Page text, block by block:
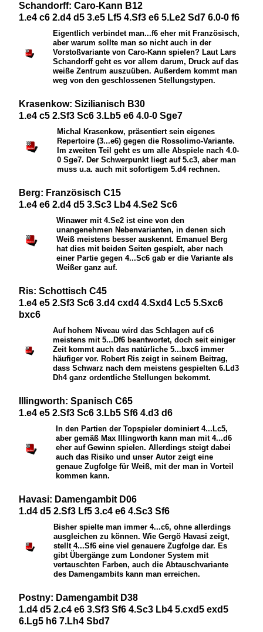
Schandorff: Caro-Kann B12
1.e4 c6 2.d4 d5 3.e5 Lf5 4.Sf3 e6 5.Le2 Sd7 6.0-0 f6
Eigentlich verbindet man...f6 eher mit Französisch,
aber warum sollte man so nicht auch in der
Vorstoßvariante von Caro-Kann spielen? Laut Lars
Schandorff geht es vor allem darum, Druck auf das
weiße Zentrum auszuüben. Außerdem kommt man
weg von den geschlossenen Stellungstypen.
Krasenkow: Sizilianisch B30
1.e4 c5 2.Sf3 Sc6 3.Lb5 e6 4.0-0 Sge7
Michal Krasenkow, präsentiert sein eigenes
Repertoire (3...e6) gegen die Rossolimo-Variante.
Im zweiten Teil geht es um alle Abspiele nach 4.0-
0 Sge7. Der Schwerpunkt liegt auf 5.c3, aber man
muss u.a. auch mit sofortigem 5.d4 rechnen.
Berg: Französisch C15
1.e4 e6 2.d4 d5 3.Sc3 Lb4 4.Se2 Sc6
Winawer mit 4.Se2 ist eine von den
unangenehmen Nebenvarianten, in denen sich
Weiß meistens besser auskennt. Emanuel Berg
hat dies mit beiden Seiten gespielt, aber nach
einer Partie gegen 4...Sc6 gab er die Variante als
Weißer ganz auf.
Ris: Schottisch C45
1.e4 e5 2.Sf3 Sc6 3.d4 cxd4 4.Sxd4 Lc5 5.Sxc6
bxc6
Auf hohem Niveau wird das Schlagen auf c6
meistens mit 5... Df6 beantwortet, doch seit einiger
Zeit kommt auch das natürliche 5...bxc6 immer
häufiger vor. Robert Ris zeigt in seinem Beitrag,
dass Schwarz nach dem meistens gespielten 6. Ld3
Dh4 ganz ordentliche Stellungen bekommt.
Illingworth: Spanisch C65
1.e4 e5 2.Sf3 Sc6 3.Lb5 Sf6 4.d3 d6
In den Partien der Topspieler dominiert 4... Lc5,
aber gemäß Max Illingworth kann man mit 4...d6
eher auf Gewinn spielen. Allerdings steigt dabei
auch das Risiko und unser Autor zeigt eine
genaue Zugfolge für Weiß, mit der man in Vorteil
kommen kann.
Havasi: Damengambit D06
1.d4 d5 2.Sf3 Lf5 3.c4 e6 4.Sc3 Sf6
Bisher spielte man immer 4...c6, ohne allerdings
ausgleichen zu können. Wie Gergö Havasi zeigt,
stellt 4...Sf6 eine viel genauere Zugfolge dar. Es
gibt Übergänge zum Londoner System mit
vertauschten Farben, auch die Abtauschvariante
des Damengambits kann man erreichen.
Postny: Damengambit D38
1.d4 d5 2.c4 e6 3.Sf3 Sf6 4.Sc3 Lb4 5.cxd5 exd5
6.Lg5 h6 7.Lh4 Sbd7